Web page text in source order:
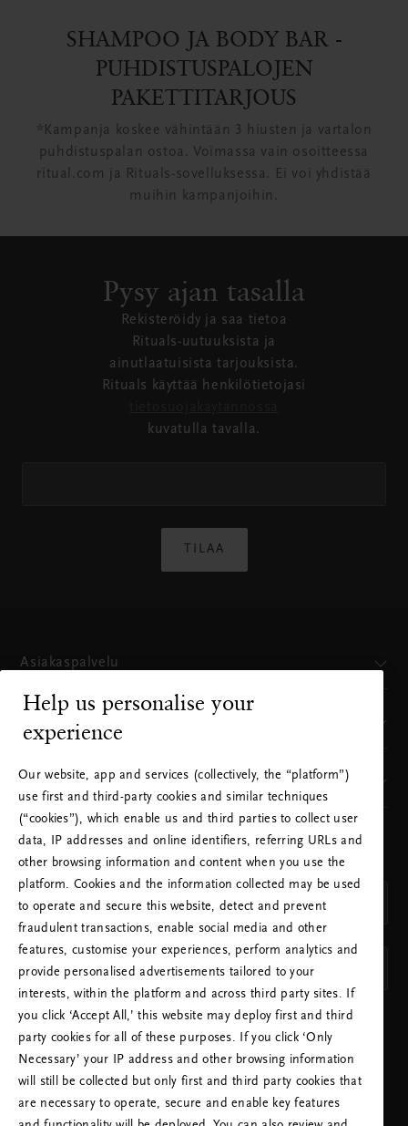
SHAMPOO JA BODY BAR -
PUHDISTUSPALOJEN
PAKETTITARJOUS
*Kampanja koskee vähintään 3 hiusten ja vartalon
puhdistuspalan ostoa. Voimassa vain osoitteessa
ritual.com ja Rituals-sovelluksessa. Ei voi yhdistää
muihin kampanjoihin.
Pysy ajan tasalla
Rekisteröidy ja saa tietoa
Rituals-uutuuksista ja
ainutlaatuisista tarjouksista.
Rituals käyttää henkilötietojasi
kuvatulla tavalla.
TILAA
Asiakaspalvelu
Mistä meidät löytää
Tuotemerkkimme
VALITSE MAA JA KIELI
MAA
Suomi (Finland)
KIELI
Suomi
OTA VALINNAT KÄYTTÖÖN
Help us personalise your
experience
Our website, app and services (collectively, the “platform”)
use first and third-party cookies and similar techniques
(“cookies”), which enable us and third parties to collect user
data, IP addresses and online identifiers, referring URLs and
other browsing information and content when you use the
platform. Cookies and the information collected may be used
to operate and secure this website, detect and prevent
fraudulent transactions, enable social media and other
features, customise your experiences, perform analytics and
provide personalised advertisements tailored to your
interests, within the platform and across third party sites. If
you click ‘Accept All,’ this website may deploy first and third
party cookies for all of these purposes. If you click ‘Only
Necessary’ your IP address and other browsing information
will still be collected but only first and third party cookies that
are necessary to operate, secure and enable key features